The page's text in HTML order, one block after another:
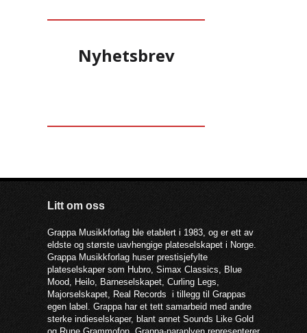
Nyhetsbrev
Litt om oss
Grappa Musikkforlag ble etablert i 1983, og er ett av
eldste og største uavhengige plateselskapet i Norge.
Grappa Musikkforlag huser prestisjefylte
plateselskaper som Hubro, Simax Classics, Blue
Mood, Heilo, Barneselskapet, Curling Legs,
Majorselskapet, Real Records i tillegg til Grappas
egen label. Grappa har et tett samarbeid med andre
sterke indieselskaper, blant annet Sounds Like Gold